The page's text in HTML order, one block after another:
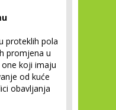
proteklih pola
promjena u
koji imaju
od kuće
obavljanja